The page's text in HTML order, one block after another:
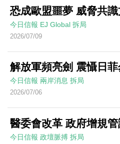
恐成歐盟噩夢 威脅共
今日信報 EJ Global 拆局
2026/07/09
解放軍頻亮劍 震懾日
今日信報 兩岸消息 拆局
2026/07/06
醫委會改革 政府增規
今日信報 政壇脈搏 拆局